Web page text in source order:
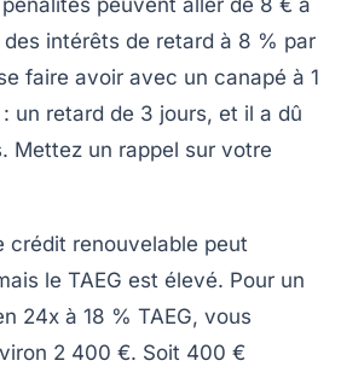
des intérêts de retard à 8 % par
faire avoir avec un canapé à 1
un retard de 3 jours, et il a dû
Mettez un rappel sur votre
crédit renouvelable peut
le TAEG est élevé. Pour un
24x à 18 % TAEG, vous
2 400 €. Soit 400 €